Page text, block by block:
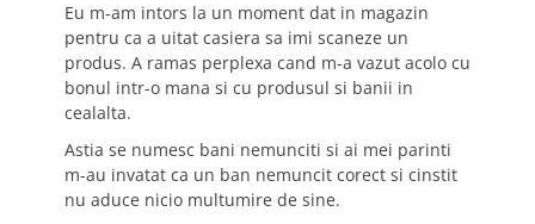
Eu m-am intors la un moment dat in magazin
pentru ca a uitat casiera sa imi scaneze un
produs. A ramas perplexa cand m-a vazut acolo cu
bonul intr-o mana si cu produsul si banii in
cealalta.
Astia se numesc bani nemunciti si ai mei parinti
m-au invatat ca un ban nemuncit corect si cinstit
nu aduce nicio multumire de sine.